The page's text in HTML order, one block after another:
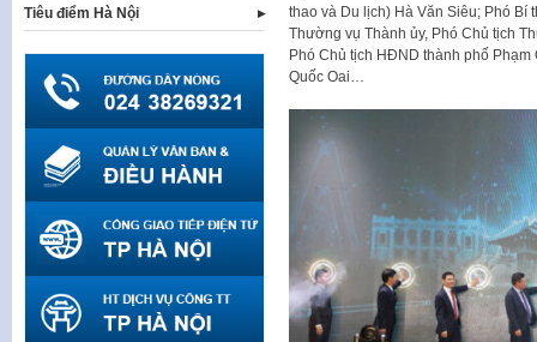
thao và Du lịch) Hà Văn Siêu; Phó Bí
Thường vụ Thành ủy, Phó Chủ tịch
Phó Chủ tịch HĐND thành phố
Quốc Oai…
Tiêu điểm Hà Nội